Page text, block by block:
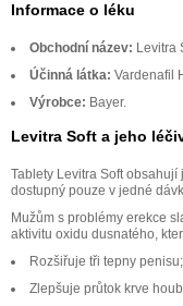
Informace o léku
Obchodní název: Levitra
Účinná látka: Vardenafil
Výrobce: Bayer.
Levitra Soft a jeho
Tablety Levitra Soft
dostupný pouze v jedné
Mužům s problémy erekce
aktivitu oxidu dusnatého,
Rozšiřuje tři tepny penisu;
Zlepšuje průtok krve